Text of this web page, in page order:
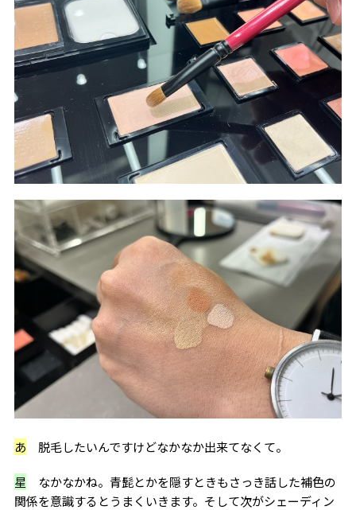
あ 脱毛したいんですけどなかなか出来てなくて。
星 なかなかね。青髭とかを隠すときもさっき話した補色の
関係を意識するとうまくいきます。そして次がシェーディン